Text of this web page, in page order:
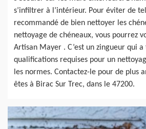
s’infiltrer à l’intérieur. Pour éviter de
recommandé de bien nettoyer les
nettoyage de chéneaux, vous pourrez
Artisan Mayer . C’est un zingueur qui a
qualifications requises pour un
les normes. Contactez-le pour de plus
êtes à Birac Sur Trec, dans le 47200.